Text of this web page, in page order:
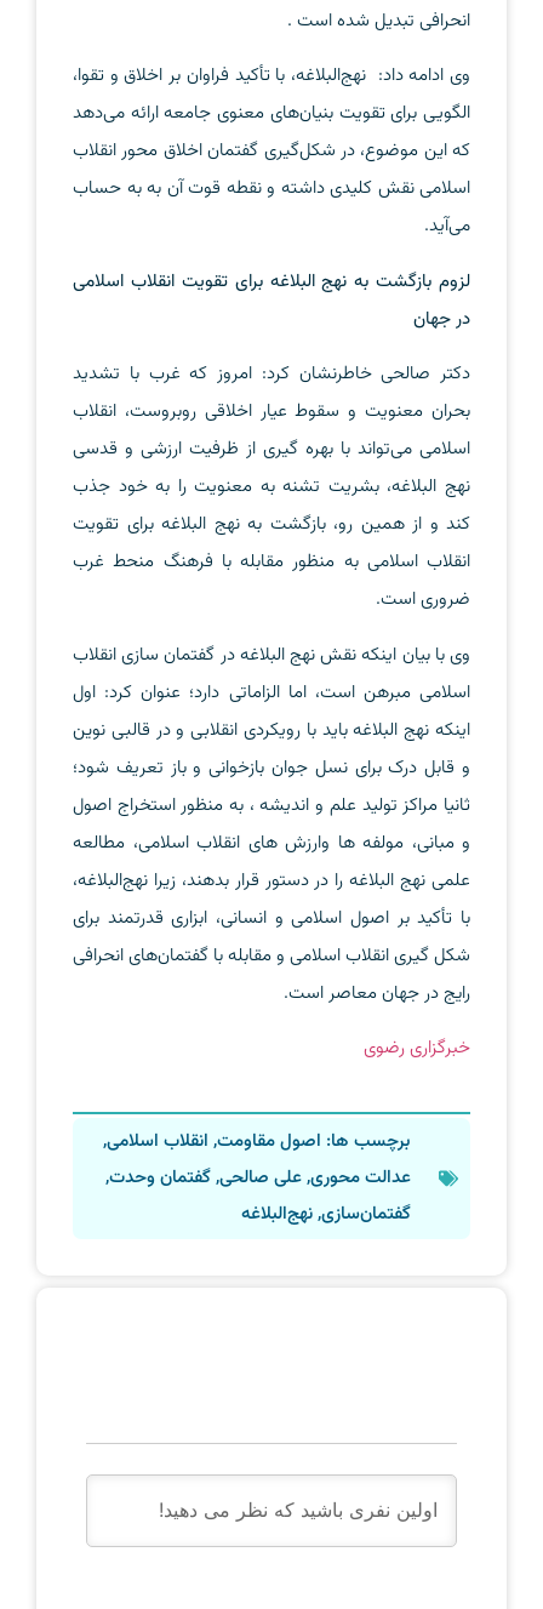
انحرافی تبدیل شده است .
وی ادامه داد: نهج‌البلاغه، با تأکید فراوان بر اخلاق و تقوا،
الگویی برای تقویت بنیان‌های معنوی جامعه ارائه می‌دهد
که این موضوع، در شکل‌گیری گفتمان اخلاق محور انقلاب
اسلامی نقش کلیدی داشته و نقطه قوت آن به به حساب
می‌آید.
لزوم بازگشت به نهج البلاغه برای تقویت انقلاب اسلامی
در جهان
دکتر صالحی خاطرنشان کرد: امروز که غرب با تشدید
بحران معنویت و سقوط عیار اخلاقی روبروست، انقلاب
اسلامی می‌تواند با بهره گیری از ظرفیت ارزشی و قدسی
نهج البلاغه، بشریت تشنه به معنویت را به خود جذب
کند و از همین رو، بازگشت به نهج البلاغه برای تقویت
انقلاب اسلامی به منظور مقابله با فرهنگ منحط غرب
ضروری است.
وی با بیان اینکه نقش نهج البلاغه در گفتمان سازی انقلاب
اسلامی مبرهن است، اما الزاماتی دارد؛ عنوان کرد: اول
اینکه نهج البلاغه باید با رویکردی انقلابی و در قالبی نوین
و قابل درک برای نسل جوان بازخوانی و باز تعریف شود؛
ثانیا مراکز تولید علم و اندیشه ، به منظور استخراج اصول
و مبانی، مولفه ها وارزش های انقلاب اسلامی، مطالعه
علمی نهج البلاغه را در دستور قرار بدهند، زیرا نهج‌البلاغه،
با تأکید بر اصول اسلامی و انسانی، ابزاری قدرتمند برای
شکل گیری انقلاب اسلامی و مقابله با گفتمان‌های انحرافی
رایج در جهان معاصر است.
خبرگزاری رضوی
برچسب ها: اصول مقاومت, انقلاب اسلامی,
عدالت محوری,علی صالحی,گفتمان وحدت,
گفتمان‌سازی,نهج‌البلاغه